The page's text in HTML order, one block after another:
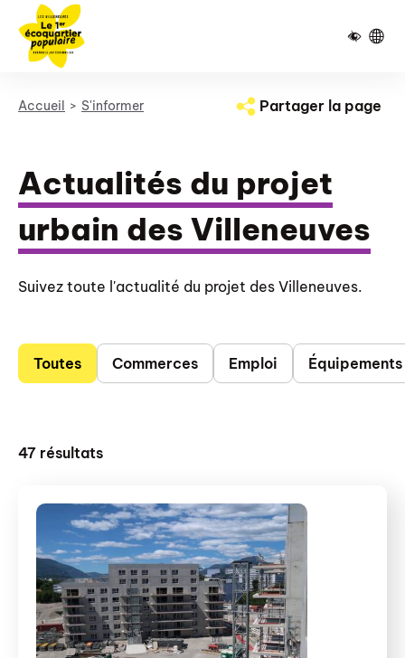
Accueil S'informer Partager la page
Actualités du projet
urbain des Villeneuves
Suivez toute l'actualité du projet des Villeneuves.
Toutes Commerces Emploi Équipements
47 résultats
Panneau de gestion des cookies